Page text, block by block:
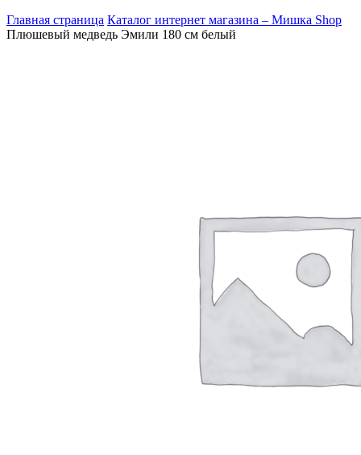
Главная страница Каталог интернет магазина – Мишка Shop
Плюшевый медведь Эмили 180 см белый